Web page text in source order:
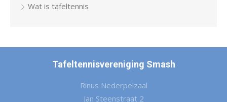
Wat is tafeltennis
Tafeltennisvereniging Smash
Rinus Nederpelzaal
Jan Steenstraat 2